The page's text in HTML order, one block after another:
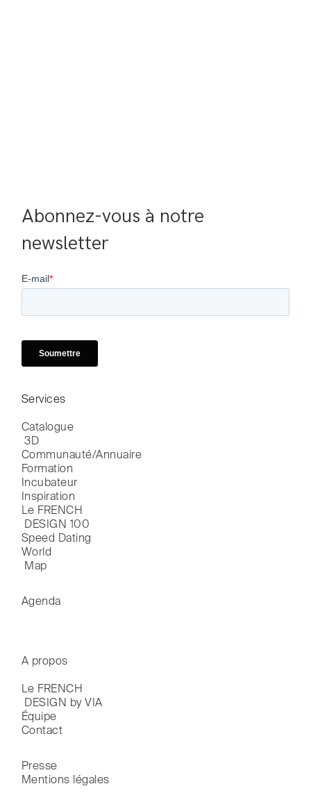
Abonnez-vous à notre
newsletter
Services
Catalogue
3D
Communauté/Annuaire
Formation
Incubateur
Inspiration
Le FRENCH
DESIGN 100
Speed Dating
World
Map
Agenda
A propos
Le FRENCH
DESIGN by VIA
Équipe
Contact
Presse
Mentions légales